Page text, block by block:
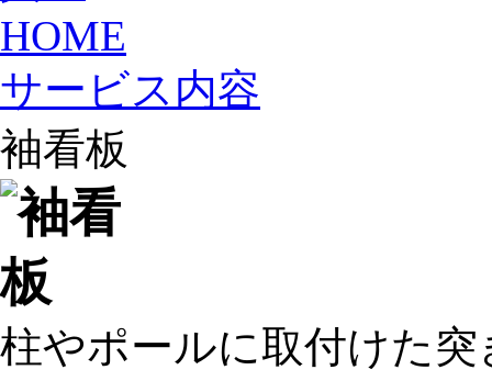
HOME
サービス内容
袖看板
柱やポールに取付けた